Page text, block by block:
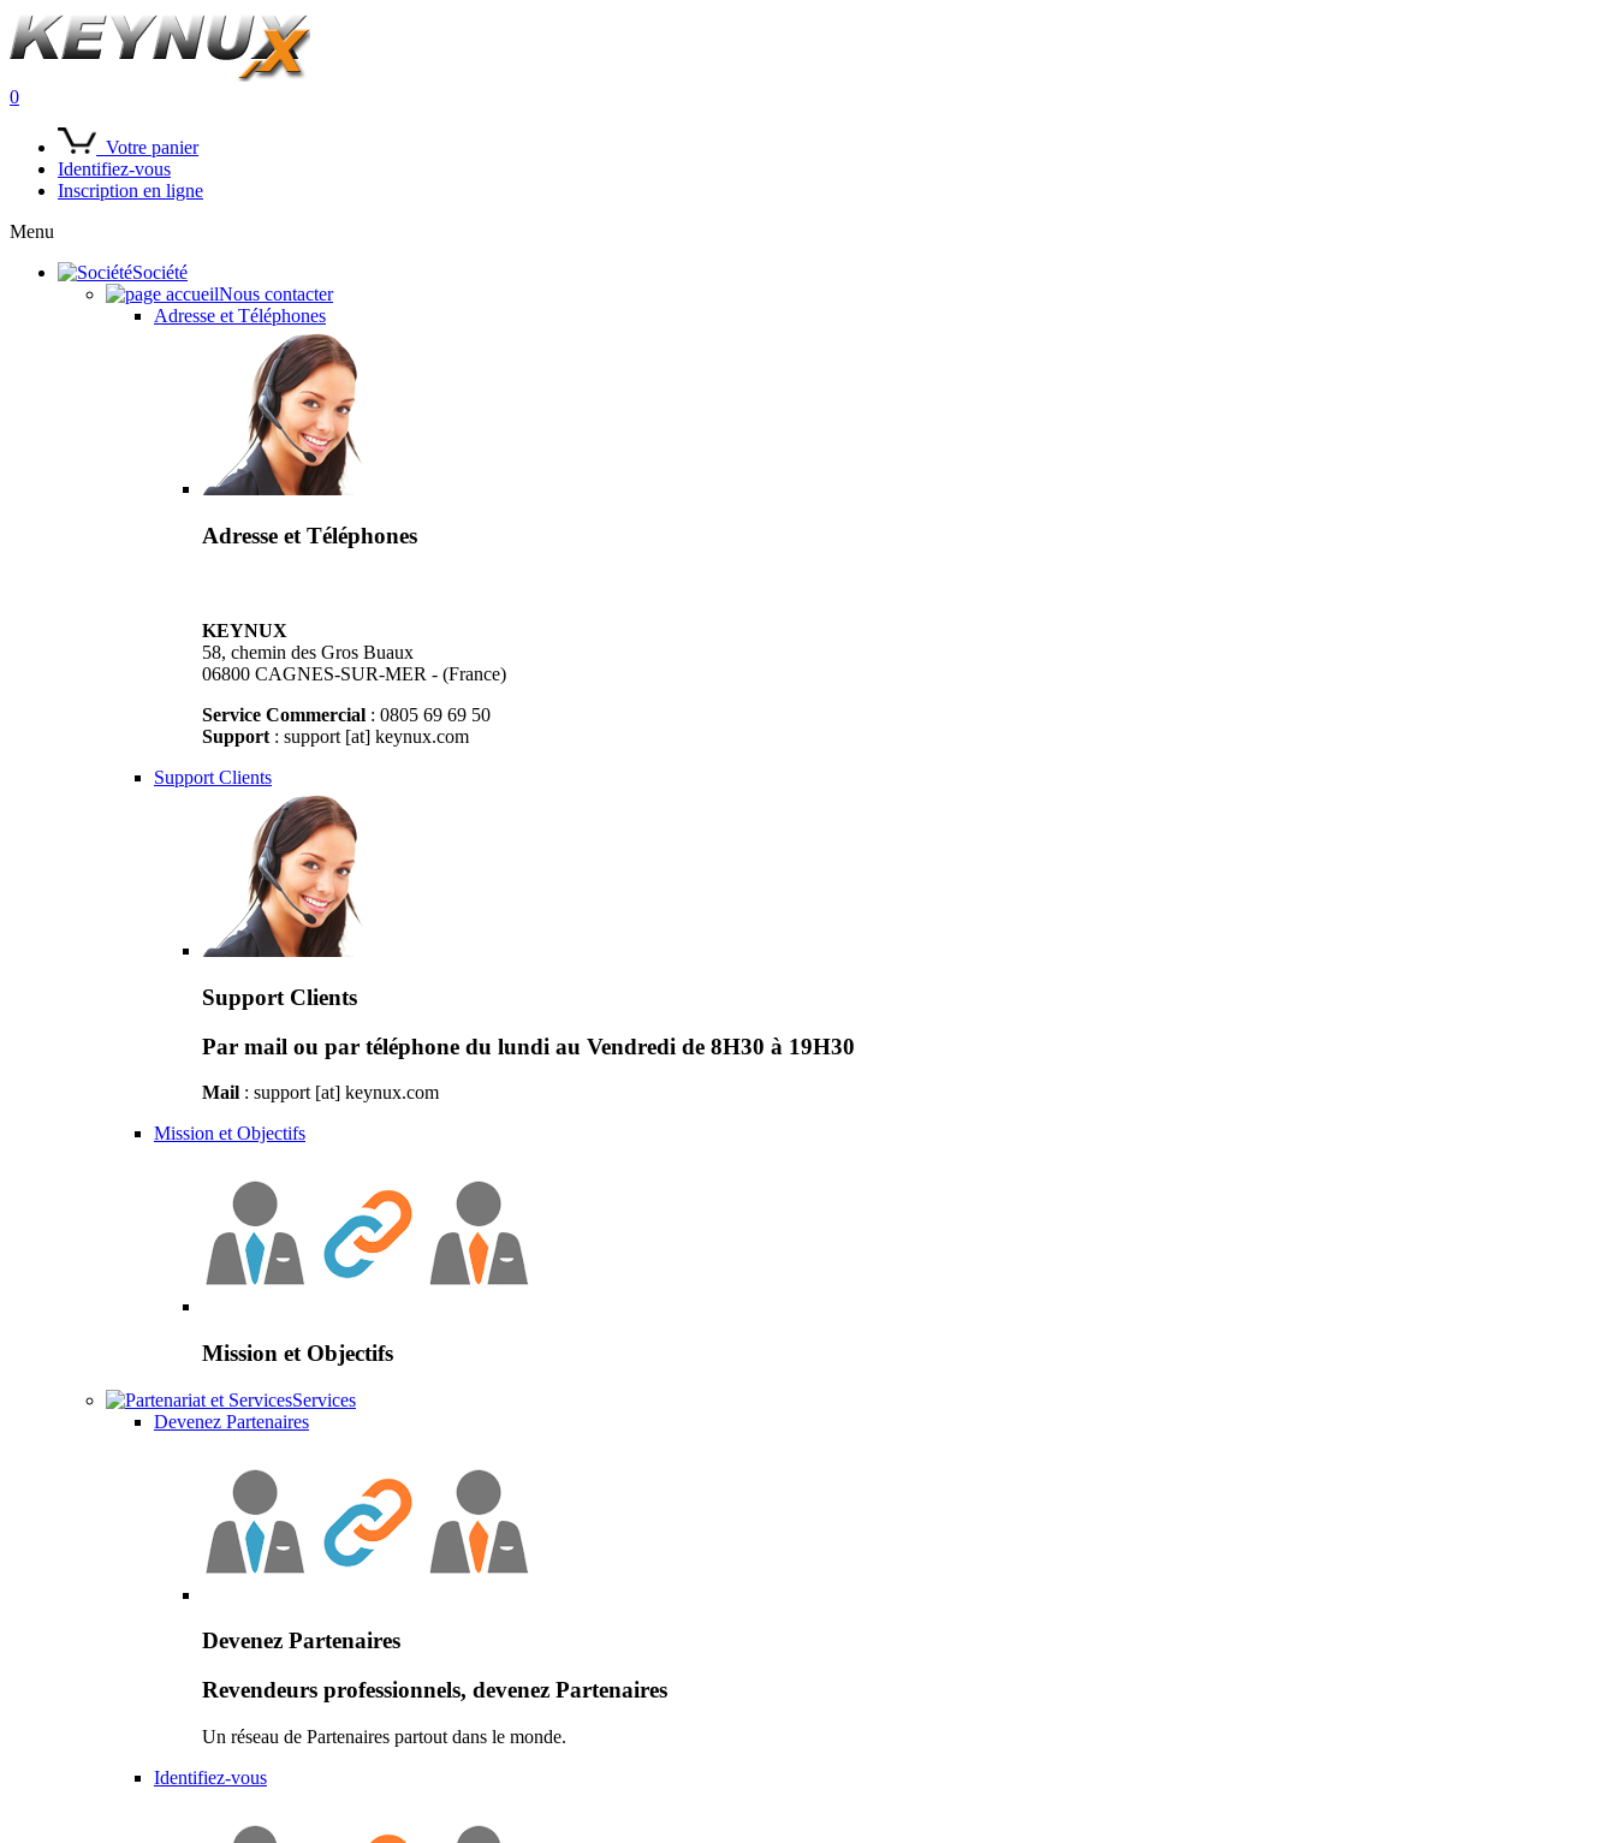
0
Votre panier
Identifiez-vous
Inscription en ligne
Menu
Société
Nous contacter
Adresse et Téléphones
Adresse et Téléphones
KEYNUX
58, chemin des Gros Buaux
06800 CAGNES-SUR-MER - (France)
Service Commercial : 0805 69 69 50
Support : support [at] keynux.com
Support Clients
Support Clients
Par mail ou par téléphone du lundi au Vendredi de 8H30 à 19H30
Mail : support [at] keynux.com
Mission et Objectifs
Mission et Objectifs
Services
Devenez Partenaires
Devenez Partenaires
Revendeurs professionnels, devenez Partenaires
Un réseau de Partenaires partout dans le monde.
Identifiez-vous